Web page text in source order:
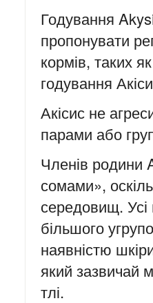
Годування
пропонувати
кормів, таких
годування
Акісис не
парами або
Членів родини
сомами»,
середовищ. Усі
більшого
наявністю
який зазвичай
тлі.